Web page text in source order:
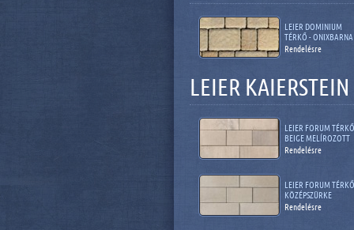
LEIER DOMINIUM
TÉRKŐ - ONIXBARNA
Rendelésre
LEIER
LEIER FORUM
BEIGE MELÍROZOTT
Rendelésre
LEIER FORUM
KÖZÉPSZÜRKE
Rendelésre